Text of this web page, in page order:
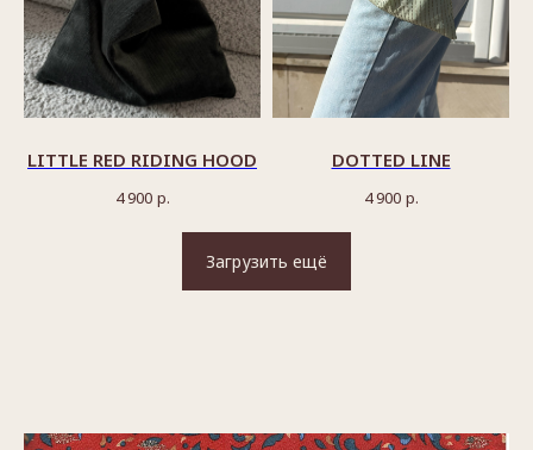
LITTLE RED RIDING HOOD
4 900 р.
DOTTED LINE
4 900 р.
Загрузить ещё